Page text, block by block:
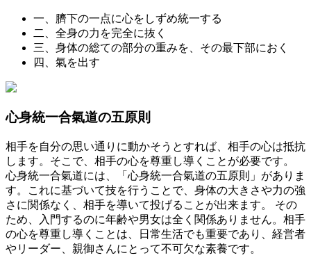
一、臍下の一点に心をしずめ統一する
二、全身の力を完全に抜く
三、身体の総ての部分の重みを、その最下部におく
四、氣を出す
心身統一合氣道の五原則
相手を自分の思い通りに動かそうとすれば、相手の心は抵抗
します。そこで、相手の心を尊重し導くことが必要です。
心身統一合氣道には、「心身統一合氣道の五原則」がありま
す。これに基づいて技を行うことで、身体の大きさや力の強
さに関係なく、相手を導いて投げることが出来ます。 その
ため、入門するのに年齢や男女は全く関係ありません。相手
の心を尊重し導くことは、日常生活でも重要であり、経営者
やリーダー、親御さんにとって不可欠な素養です。